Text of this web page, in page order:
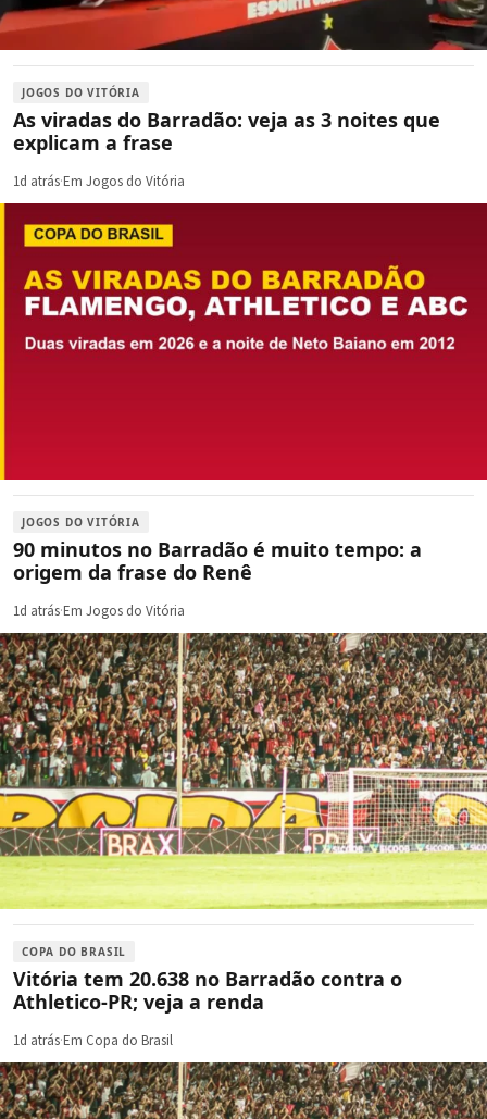
JOGOS DO VITÓRIA
As viradas do Barradão: veja as 3 noites que
explicam a frase
1d atrás·Em Jogos do Vitória
JOGOS DO VITÓRIA
90 minutos no Barradão é muito tempo: a
origem da frase do Renê
1d atrás·Em Jogos do Vitória
COPA DO BRASIL
Vitória tem 20.638 no Barradão contra o
Athletico-PR; veja a renda
1d atrás·Em Copa do Brasil